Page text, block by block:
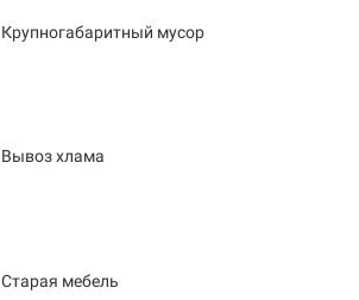
Крупногабаритный мусор
Вывоз хлама
Старая мебель